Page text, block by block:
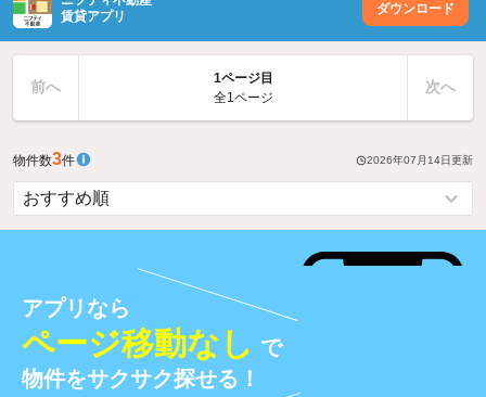
賃貸アプリ
ダウンロード
前へ
1ページ目
全1ページ
次へ
物件数3件 2026年07月14日更新
アプリなら
ページ移動なし で
物件をサクサク探せる！